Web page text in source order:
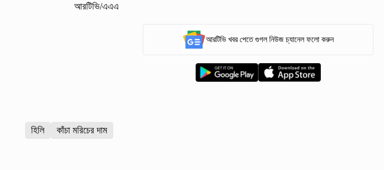
আরটিভি/এএএ
আরটিভি খবর পেতে গুগল নিউজ চ্যানেল ফলো করুন
হিলি কাঁচা মরিচের দাম